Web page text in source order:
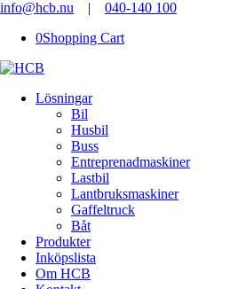
info@hcb.nu | 040-140 100
0Shopping Cart
Lösningar
Bil
Husbil
Buss
Entreprenadmaskiner
Lastbil
Lantbruksmaskiner
Gaffeltruck
Båt
Produkter
Inköpslista
Om HCB